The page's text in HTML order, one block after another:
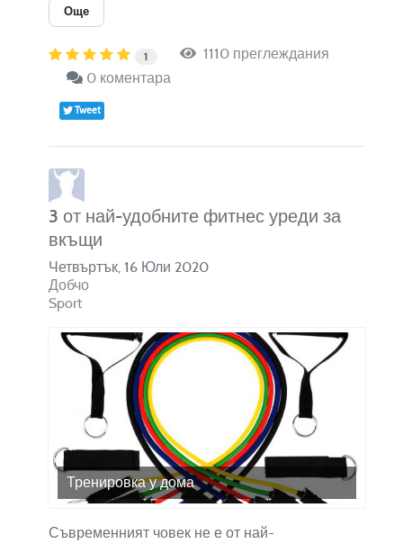
Още
1
1110 преглеждания
0 коментара
Tweet
3 от най-удобните фитнес уреди за
вкъщи
Четвъртък, 16 Юли 2020
Добчо
Sport
Тренировка у дома
Съвременният човек не е от най-